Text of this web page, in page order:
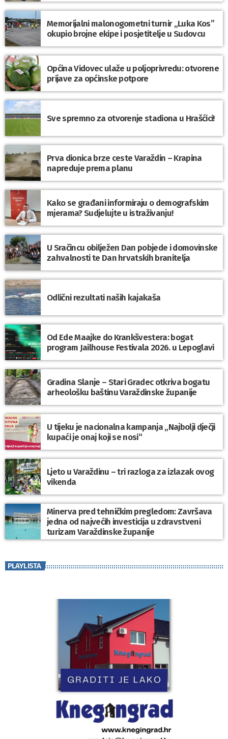
Memorijalni malonogometni turnir „Luka Kos”
okupio brojne ekipe i posjetitelje u Sudovcu
Općina Vidovec ulaže u poljoprivredu: otvorene
prijave za općinske potpore
Sve spremno za otvorenje stadiona u Hrašćici!
Prva dionica brze ceste Varaždin – Krapina
napreduje prema planu
Kako se građani informiraju o demografskim
mjerama? Sudjelujte u istraživanju!
U Sračincu obilježen Dan pobjede i domovinske
zahvalnosti te Dan hrvatskih branitelja
Odlični rezultati naših kajakaša
Od Ede Maajke do Krankšvestera: bogat
program Jailhouse Festivala 2026. u Lepoglavi
Gradina Slanje – Stari Gradec otkriva bogatu
arheološku baštinu Varaždinske županije
U tijeku je nacionalna kampanja „Najbolji dječji
kupaći je onaj koji se nosi“
Ljeto u Varaždinu – tri razloga za izlazak ovog
vikenda
Minerva pred tehničkim pregledom: Završava
jedna od najvećih investicija u zdravstveni
turizam Varaždinske županije
PLAYLISTA